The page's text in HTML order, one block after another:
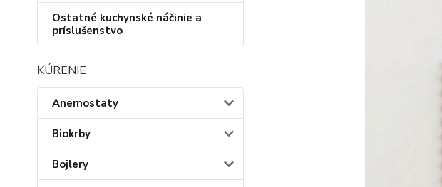
Ostatné kuchynské náčinie a
príslušenstvo
KÚRENIE
Anemostaty
Biokrby
Bojlery